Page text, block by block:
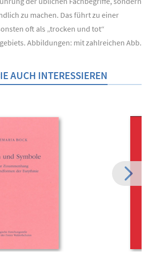
zu machen. Das führt zu einer
oft als „trocken und tot“
Abbildungen: mit zahlreichen Abb.
AUCH INTERESSIEREN